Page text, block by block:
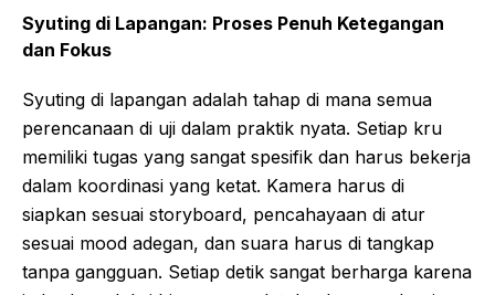
Syuting di Lapangan: Proses Penuh Ketegangan
dan Fokus
Syuting di lapangan adalah tahap di mana semua
perencanaan di uji dalam praktik nyata. Setiap kru
memiliki tugas yang sangat spesifik dan harus bekerja
dalam koordinasi yang ketat. Kamera harus di
siapkan sesuai storyboard, pencahayaan di atur
sesuai mood adegan, dan suara harus di tangkap
tanpa gangguan. Setiap detik sangat berharga karena